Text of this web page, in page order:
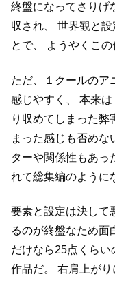
終盤になってさりげ
収され、
世界観と設
とで、
ようやくこの
ただ、１クールのア
感じやすく、
本来は
り収めてしまった弊
まった感じも否めな
ターや関係性もあっ
れて総集編のように
要素と設定は決して
るのが終盤なため面
だけなら25点くら
作品だ。
右肩上がり